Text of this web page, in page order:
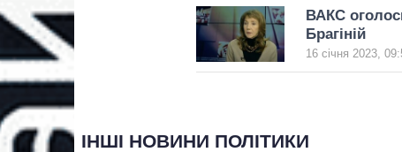
ВАКС
Брагіній
16 січня 2023,
ІНШІ НОВИНИ ПОЛІТИКИ